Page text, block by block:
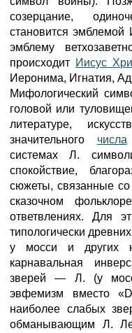
созерцание,
становится эмблемой
эмблему
происходит Иисус
Иеронима, Игнатия,
Мифологический
головой или
литературе,
значительного числа
системах Л.
спокойствие,
сюжеты, связанные
сказочном
ответвлениях. Для
типологически
у мосси и других
карнавальная
зверей — Л. (у
эвфемизм вместо
наиболее слабых
обманывающим Л.